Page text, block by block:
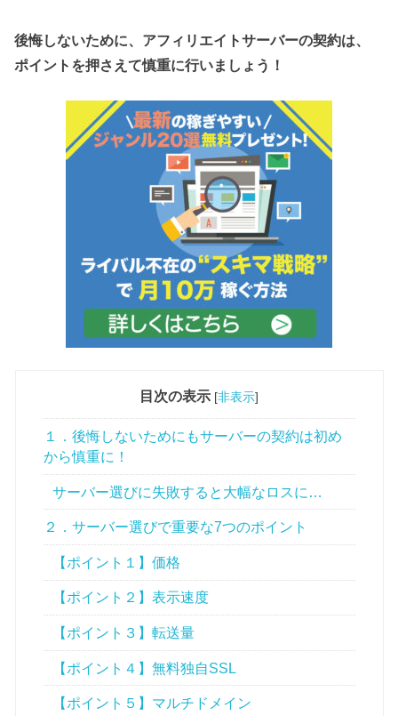
後悔しないために、アフィリエイトサーバーの契約は、
ポイントを押さえて慎重に行いましょう！
目次の表示 [非表示]
１．後悔しないためにもサーバーの契約は初め
から慎重に！
サーバー選びに失敗すると大幅なロスに…
２．サーバー選びで重要な7つのポイント
【ポイント１】価格
【ポイント２】表示速度
【ポイント３】転送量
【ポイント４】無料独自SSL
【ポイント５】マルチドメイン